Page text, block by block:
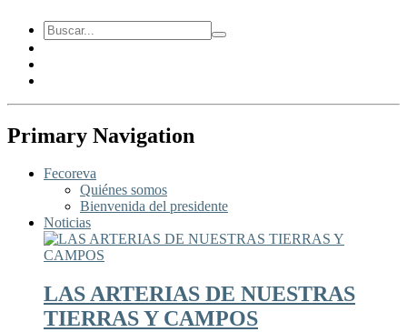
Primary Navigation
Fecoreva
Quiénes somos
Bienvenida del presidente
Noticias
LAS ARTERIAS DE NUESTRAS
TIERRAS Y CAMPOS